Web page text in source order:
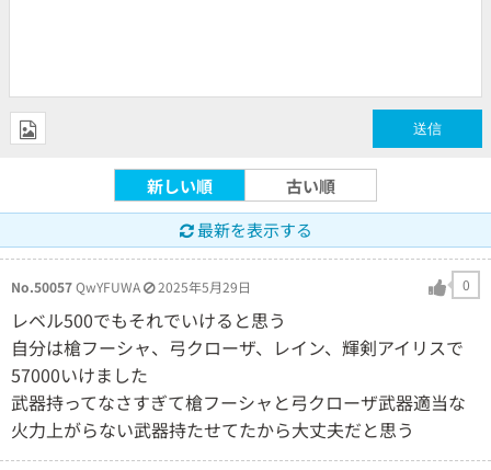
新しい順
古い順
最新を表示する
No.50057QwYFUWA 2025年5月29日 0
レベル500でもそれでいけると思う
自分は槍フーシャ、弓クローザ、レイン、輝剣アイリスで
57000いけました
武器持ってなさすぎて槍フーシャと弓クローザ武器適当な
火力上がらない武器持たせてたから大丈夫だと思う